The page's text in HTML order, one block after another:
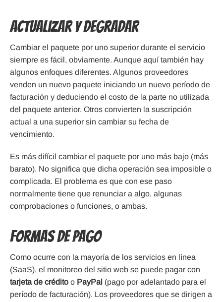
Actualizar y Degradar
Cambiar el paquete por uno superior durante el servicio
siempre es fácil, obviamente. Aunque aquí también hay
algunos enfoques diferentes. Algunos proveedores
venden un nuevo paquete iniciando un nuevo período de
facturación y deduciendo el costo de la parte no utilizada
del paquete anterior. Otros convierten la suscripción
actual a una superior sin cambiar su fecha de
vencimiento.
Es más difícil cambiar el paquete por uno más bajo (más
barato). No significa que dicha operación sea imposible o
complicada. El problema es que con ese paso
normalmente tiene que renunciar a algo, algunas
comprobaciones o funciones, o ambas.
Formas de pago
Como ocurre con la mayoría de los servicios en línea
(SaaS), el monitoreo del sitio web se puede pagar con
tarjeta de crédito o PayPal (pago por adelantado para el
período de facturación). Los proveedores que se dirigen a